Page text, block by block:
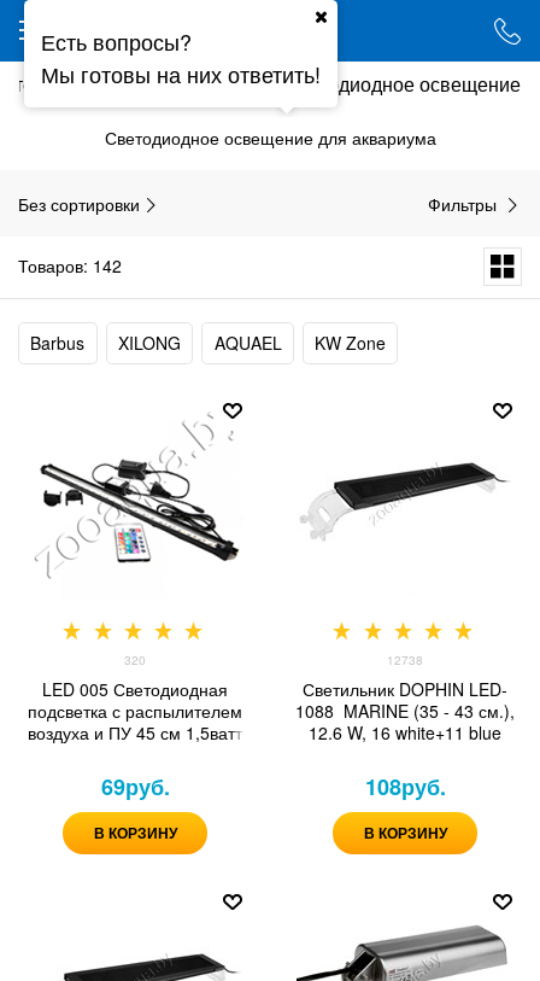
Освещение Светодиодное освещение
Светодиодное освещение для аквариума
Без сортировки Фильтры
Товаров: 142
Barbus XILONG AQUAEL KW Zone
320
LED 005 Светодиодная
подсветка с распылителем
воздуха и ПУ 45 см 1,5ватт
69руб.
В КОРЗИНУ
12738
Светильник DOPHIN LED-
1088 MARINE (35 - 43 см.),
12.6 W, 16 white+11 blue
108руб.
В КОРЗИНУ
Есть вопросы?
Мы готовы на них ответить!
Ваш город - Минск,
угадали?
ДА НЕТ